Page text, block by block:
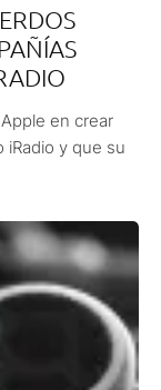
en crear
y que su